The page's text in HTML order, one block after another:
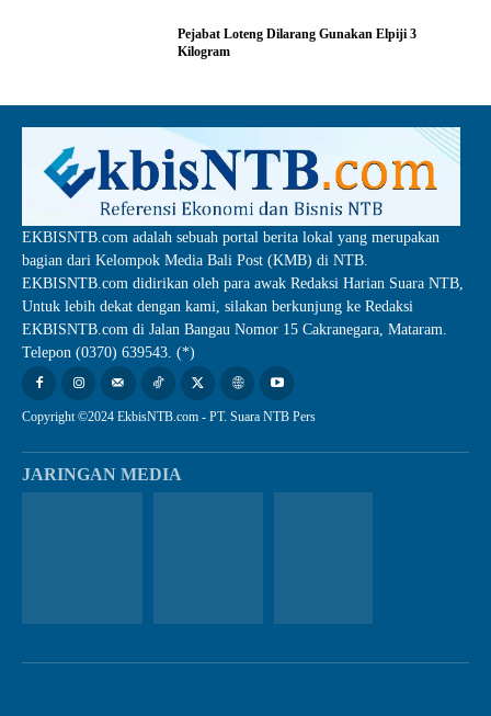
Pejabat Loteng Dilarang Gunakan Elpiji 3
Kilogram
EKBISNTB.com adalah sebuah portal berita lokal yang merupakan
bagian dari Kelompok Media Bali Post (KMB) di NTB.
EKBISNTB.com didirikan oleh para awak Redaksi Harian Suara NTB,
Untuk lebih dekat dengan kami, silakan berkunjung ke Redaksi
EKBISNTB.com di Jalan Bangau Nomor 15 Cakranegara, Mataram.
Telepon (0370) 639543. (*)
Copyright ©2024 EkbisNTB.com - PT. Suara NTB Pers
JARINGAN MEDIA